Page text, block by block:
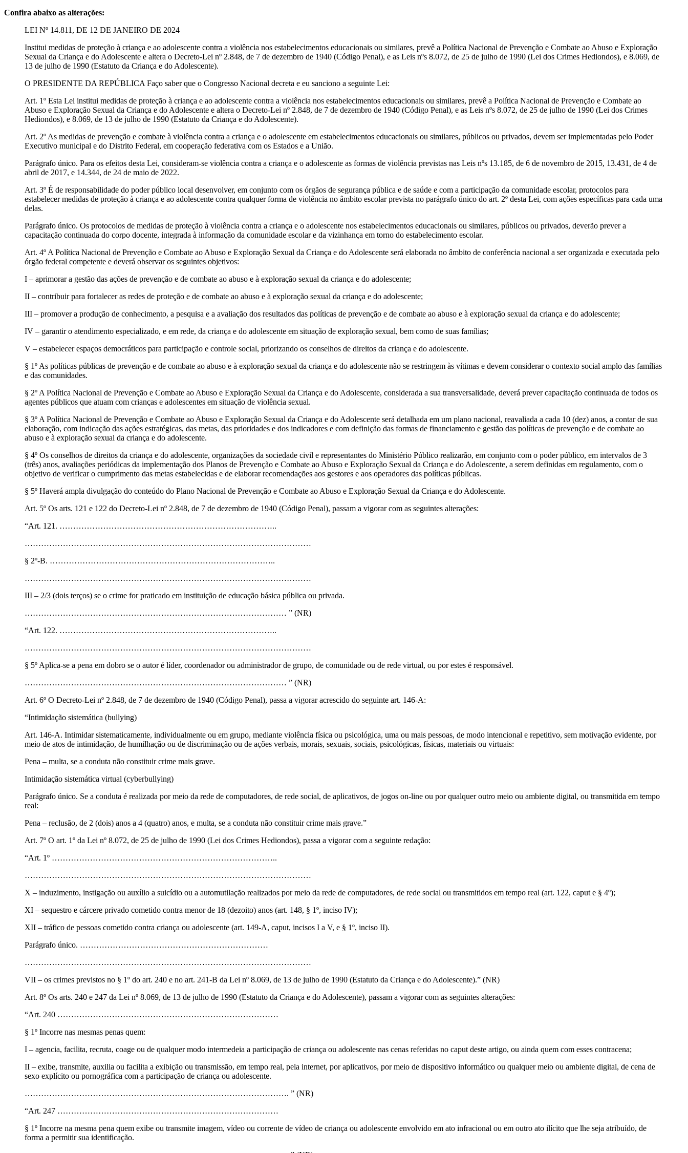
Confira abaixo as alterações:
LEI Nº 14.811, DE 12 DE JANEIRO DE 2024
Institui medidas de proteção à criança e ao adolescente contra a violência nos estabelecimentos educacionais ou similares, prevê a Política Nacional de Prevenção e Combate ao Abuso e Exploração
Sexual da Criança e do Adolescente e altera o Decreto-Lei nº 2.848, de 7 de dezembro de 1940 (Código Penal), e as Leis nºs 8.072, de 25 de julho de 1990 (Lei dos Crimes Hediondos), e 8.069, de
13 de julho de 1990 (Estatuto da Criança e do Adolescente).
O PRESIDENTE DA REPÚBLICA Faço saber que o Congresso Nacional decreta e eu sanciono a seguinte Lei:
Art. 1º Esta Lei institui medidas de proteção à criança e ao adolescente contra a violência nos estabelecimentos educacionais ou similares, prevê a Política Nacional de Prevenção e Combate ao
Abuso e Exploração Sexual da Criança e do Adolescente e altera o Decreto-Lei nº 2.848, de 7 de dezembro de 1940 (Código Penal), e as Leis nºs 8.072, de 25 de julho de 1990 (Lei dos Crimes
Hediondos), e 8.069, de 13 de julho de 1990 (Estatuto da Criança e do Adolescente).
Art. 2º As medidas de prevenção e combate à violência contra a criança e o adolescente em estabelecimentos educacionais ou similares, públicos ou privados, devem ser implementadas pelo Poder
Executivo municipal e do Distrito Federal, em cooperação federativa com os Estados e a União.
Parágrafo único. Para os efeitos desta Lei, consideram-se violência contra a criança e o adolescente as formas de violência previstas nas Leis nºs 13.185, de 6 de novembro de 2015, 13.431, de 4 de
abril de 2017, e 14.344, de 24 de maio de 2022.
Art. 3º É de responsabilidade do poder público local desenvolver, em conjunto com os órgãos de segurança pública e de saúde e com a participação da comunidade escolar, protocolos para
estabelecer medidas de proteção à criança e ao adolescente contra qualquer forma de violência no âmbito escolar prevista no parágrafo único do art. 2º desta Lei, com ações específicas para cada uma
delas.
Parágrafo único. Os protocolos de medidas de proteção à violência contra a criança e o adolescente nos estabelecimentos educacionais ou similares, públicos ou privados, deverão prever a
capacitação continuada do corpo docente, integrada à informação da comunidade escolar e da vizinhança em torno do estabelecimento escolar.
Art. 4º A Política Nacional de Prevenção e Combate ao Abuso e Exploração Sexual da Criança e do Adolescente será elaborada no âmbito de conferência nacional a ser organizada e executada pelo
órgão federal competente e deverá observar os seguintes objetivos:
I – aprimorar a gestão das ações de prevenção e de combate ao abuso e à exploração sexual da criança e do adolescente;
II – contribuir para fortalecer as redes de proteção e de combate ao abuso e à exploração sexual da criança e do adolescente;
III – promover a produção de conhecimento, a pesquisa e a avaliação dos resultados das políticas de prevenção e de combate ao abuso e à exploração sexual da criança e do adolescente;
IV – garantir o atendimento especializado, e em rede, da criança e do adolescente em situação de exploração sexual, bem como de suas famílias;
V – estabelecer espaços democráticos para participação e controle social, priorizando os conselhos de direitos da criança e do adolescente.
§ 1º As políticas públicas de prevenção e de combate ao abuso e à exploração sexual da criança e do adolescente não se restringem às vítimas e devem considerar o contexto social amplo das famílias
e das comunidades.
§ 2º A Política Nacional de Prevenção e Combate ao Abuso e Exploração Sexual da Criança e do Adolescente, considerada a sua transversalidade, deverá prever capacitação continuada de todos os
agentes públicos que atuam com crianças e adolescentes em situação de violência sexual.
§ 3º A Política Nacional de Prevenção e Combate ao Abuso e Exploração Sexual da Criança e do Adolescente será detalhada em um plano nacional, reavaliada a cada 10 (dez) anos, a contar de sua
elaboração, com indicação das ações estratégicas, das metas, das prioridades e dos indicadores e com definição das formas de financiamento e gestão das políticas de prevenção e de combate ao
abuso e à exploração sexual da criança e do adolescente.
§ 4º Os conselhos de direitos da criança e do adolescente, organizações da sociedade civil e representantes do Ministério Público realizarão, em conjunto com o poder público, em intervalos de 3
(três) anos, avaliações periódicas da implementação dos Planos de Prevenção e Combate ao Abuso e Exploração Sexual da Criança e do Adolescente, a serem definidas em regulamento, com o
objetivo de verificar o cumprimento das metas estabelecidas e de elaborar recomendações aos gestores e aos operadores das políticas públicas.
§ 5º Haverá ampla divulgação do conteúdo do Plano Nacional de Prevenção e Combate ao Abuso e Exploração Sexual da Criança e do Adolescente.
Art. 5º Os arts. 121 e 122 do Decreto-Lei nº 2.848, de 7 de dezembro de 1940 (Código Penal), passam a vigorar com as seguintes alterações:
“Art. 121. ……………………………………………………………………..
……………………………………………………………………………………………
§ 2º-B. ………………………………………………………………………..
……………………………………………………………………………………………
III – 2/3 (dois terços) se o crime for praticado em instituição de educação básica pública ou privada.
…………………………………………………………………………………… ” (NR)
“Art. 122. ……………………………………………………………………..
……………………………………………………………………………………………
§ 5º Aplica-se a pena em dobro se o autor é líder, coordenador ou administrador de grupo, de comunidade ou de rede virtual, ou por estes é responsável.
…………………………………………………………………………………… ” (NR)
Art. 6º O Decreto-Lei nº 2.848, de 7 de dezembro de 1940 (Código Penal), passa a vigorar acrescido do seguinte art. 146-A:
“Intimidação sistemática (bullying)
Art. 146-A. Intimidar sistematicamente, individualmente ou em grupo, mediante violência física ou psicológica, uma ou mais pessoas, de modo intencional e repetitivo, sem motivação evidente, por
meio de atos de intimidação, de humilhação ou de discriminação ou de ações verbais, morais, sexuais, sociais, psicológicas, físicas, materiais ou virtuais:
Pena – multa, se a conduta não constituir crime mais grave.
Intimidação sistemática virtual (cyberbullying)
Parágrafo único. Se a conduta é realizada por meio da rede de computadores, de rede social, de aplicativos, de jogos on-line ou por qualquer outro meio ou ambiente digital, ou transmitida em tempo
real:
Pena – reclusão, de 2 (dois) anos a 4 (quatro) anos, e multa, se a conduta não constituir crime mais grave.”
Art. 7º O art. 1º da Lei nº 8.072, de 25 de julho de 1990 (Lei dos Crimes Hediondos), passa a vigorar com a seguinte redação:
“Art. 1º ………………………………………………………………………..
……………………………………………………………………………………………
X – induzimento, instigação ou auxílio a suicídio ou a automutilação realizados por meio da rede de computadores, de rede social ou transmitidos em tempo real (art. 122, caput e § 4º);
XI – sequestro e cárcere privado cometido contra menor de 18 (dezoito) anos (art. 148, § 1º, inciso IV);
XII – tráfico de pessoas cometido contra criança ou adolescente (art. 149-A, caput, incisos I a V, e § 1º, inciso II).
Parágrafo único. ……………………………………………………………
……………………………………………………………………………………………
VII – os crimes previstos no § 1º do art. 240 e no art. 241-B da Lei nº 8.069, de 13 de julho de 1990 (Estatuto da Criança e do Adolescente).” (NR)
Art. 8º Os arts. 240 e 247 da Lei nº 8.069, de 13 de julho de 1990 (Estatuto da Criança e do Adolescente), passam a vigorar com as seguintes alterações:
“Art. 240 ………………………………………………………………………
§ 1º Incorre nas mesmas penas quem:
I – agencia, facilita, recruta, coage ou de qualquer modo intermedeia a participação de criança ou adolescente nas cenas referidas no caput deste artigo, ou ainda quem com esses contracena;
II – exibe, transmite, auxilia ou facilita a exibição ou transmissão, em tempo real, pela internet, por aplicativos, por meio de dispositivo informático ou qualquer meio ou ambiente digital, de cena de
sexo explícito ou pornográfica com a participação de criança ou adolescente.
……………………………………………………………………………………. ” (NR)
“Art. 247 ………………………………………………………………………
§ 1º Incorre na mesma pena quem exibe ou transmite imagem, vídeo ou corrente de vídeo de criança ou adolescente envolvido em ato infracional ou em outro ato ilícito que lhe seja atribuído, de
forma a permitir sua identificação.